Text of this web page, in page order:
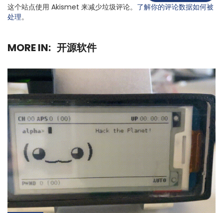
这个站点使用 Akismet 来减少垃圾评论。 了解你的评论数据如何被
处理。
MORE IN: 开源软件